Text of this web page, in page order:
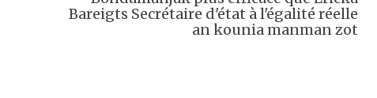
Bareigts Secrétaire d'état à l'égalité réelle
an kounia manman zot